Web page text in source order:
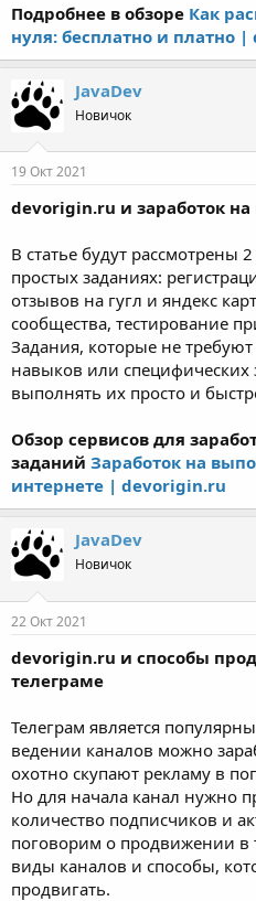
Подробнее в обзоре Как
нуля: бесплатно и платно
JavaDev
Новичок
19 Окт 2021
devorigin.ru и заработок
В статье будут рассмотрены
простых заданиях:
отзывов на гугл и яндекс
сообщества, тестирование
Задания, которые не
навыков или специфических
выполнять их просто и
Обзор сервисов для
заданий Заработок на
интернете | devorigin.ru
JavaDev
Новичок
22 Окт 2021
devorigin.ru и способы
телеграме
Телеграм является
ведении каналов можно
охотно скупают рекламу в
Но для начала канал нужно
количество подписчиков и
поговорим о продвижении в
виды каналов и способы,
продвигать.